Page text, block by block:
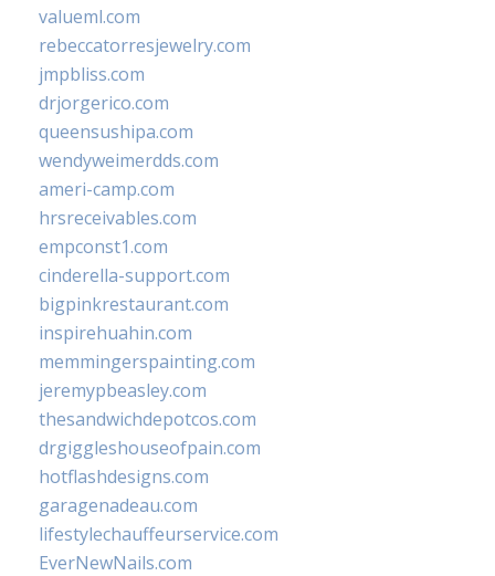
valueml.com
rebeccatorresjewelry.com
jmpbliss.com
drjorgerico.com
queensushipa.com
wendyweimerdds.com
ameri-camp.com
hrsreceivables.com
empconst1.com
cinderella-support.com
bigpinkrestaurant.com
inspirehuahin.com
memmingerspainting.com
jeremypbeasley.com
thesandwichdepotcos.com
drgiggleshouseofpain.com
hotflashdesigns.com
garagenadeau.com
lifestylechauffeurservice.com
EverNewNails.com